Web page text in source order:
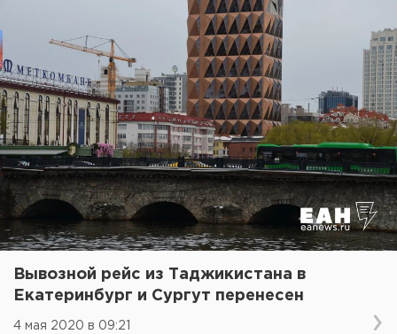
Вывозной рейс из Таджикистана в
Екатеринбург и Сургут перенесен
4 мая 2020 в 09:21